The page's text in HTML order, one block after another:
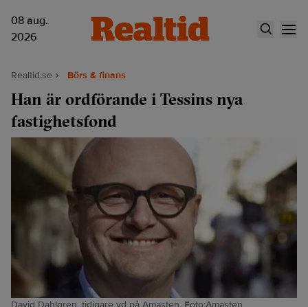
08 aug.
2026
Realtid.se Börs & finans
Han är ordförande i Tessins nya
fastighetsfond
David Dahlgren, tidigare vd på Amasten, Foto:Amasten